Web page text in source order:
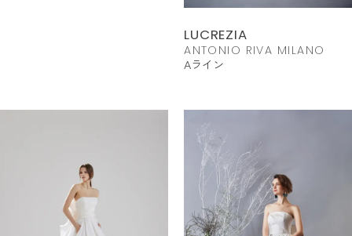
LUCREZIA
ANTONIO RIVA MILANO
Aライン